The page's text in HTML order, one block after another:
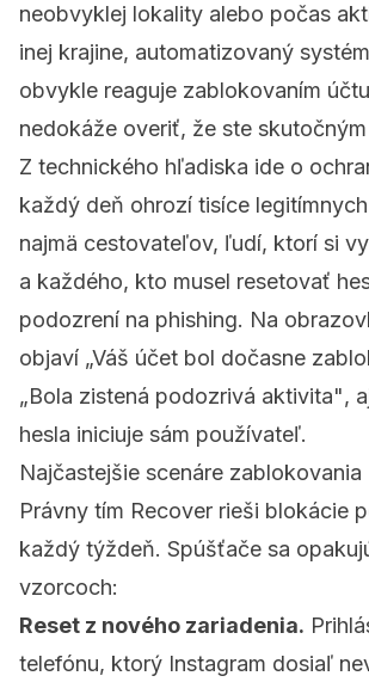
neobvyklej lokality alebo počas
inej krajine, automatizovaný
obvykle reaguje zablokovaním
nedokáže overiť, že ste
Z technického hľadiska ide o
každý deň ohrozí tisíce
najmä cestovateľov, ľudí, ktorí si
a každého, kto musel resetovať
podozrení na phishing. Na
objaví „Váš účet bol dočasne
„Bola zistená podozrivá aktivita",
hesla iniciuje sám používateľ.
Najčastejšie scenáre zablokovania
Právny tím Recover rieši blokácie
každý týždeň. Spúšťače sa
vzorcoch:
Reset z nového zariadenia.
telefónu, ktorý Instagram dosiaľ